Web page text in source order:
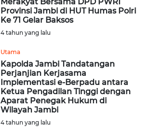
Provinsi Jambi di HUT Humas Polri
Ke 71 Gelar Baksos
4 tahun yang lalu
Utama
Kapolda Jambi Tandatangan
Perjanjian Kerjasama
Implementasi e-Berpadu antara
Ketua Pengadilan Tinggi dengan
Aparat Penegak Hukum di
Wilayah Jambi
4 tahun yang lalu